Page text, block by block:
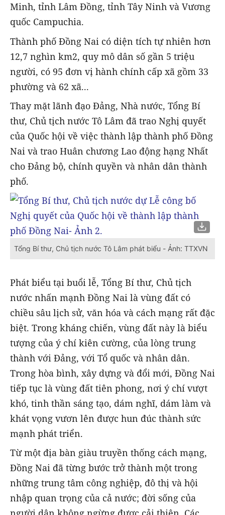
Minh, tỉnh Lâm Đồng, tỉnh Tây Ninh và Vương
quốc Campuchia.
Thành phố Đồng Nai có diện tích tự nhiên hơn
12,7 nghìn km2, quy mô dân số gần 5 triệu
người, có 95 đơn vị hành chính cấp xã gồm 33
phường và 62 xã...
Thay mặt lãnh đạo Đảng, Nhà nước, Tổng Bí
thư, Chủ tịch nước Tô Lâm đã trao Nghị quyết
của Quốc hội về việc thành lập thành phố Đồng
Nai và trao Huân chương Lao động hạng Nhất
cho Đảng bộ, chính quyền và nhân dân thành
phố.
Tổng Bí thư, Chủ tịch nước Tô Lâm phát biểu - Ảnh: TTXVN
Phát biểu tại buổi lễ, Tổng Bí thư, Chủ tịch
nước nhấn mạnh Đồng Nai là vùng đất có
chiều sâu lịch sử, văn hóa và cách mạng rất đặc
biệt. Trong kháng chiến, vùng đất này là biểu
tượng của ý chí kiên cường, của lòng trung
thành với Đảng, với Tổ quốc và nhân dân.
Trong hòa bình, xây dựng và đổi mới, Đồng Nai
tiếp tục là vùng đất tiên phong, nơi ý chí vượt
khó, tinh thần sáng tạo, dám nghĩ, dám làm và
khát vọng vươn lên được hun đúc thành sức
mạnh phát triển.
Từ một địa bàn giàu truyền thống cách mạng,
Đồng Nai đã từng bước trở thành một trong
những trung tâm công nghiệp, đô thị và hội
nhập quan trọng của cả nước; đời sống của